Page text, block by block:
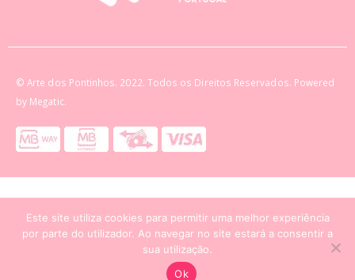
© Arte dos Pontinhos. 2022. Todos os Direitos Reservados. Powered
by Megatic.
Este site utiliza cookies para permitir uma melhor experiência
por parte do utilizador. Ao navegar no site estará a consentir a
sua utilização.
Ok